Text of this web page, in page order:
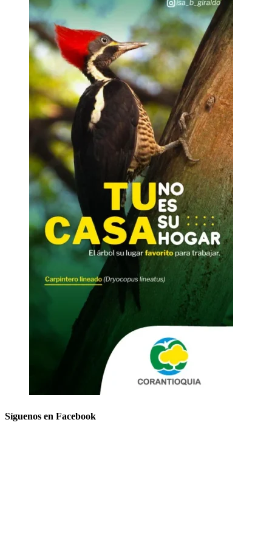
Síguenos en Facebook